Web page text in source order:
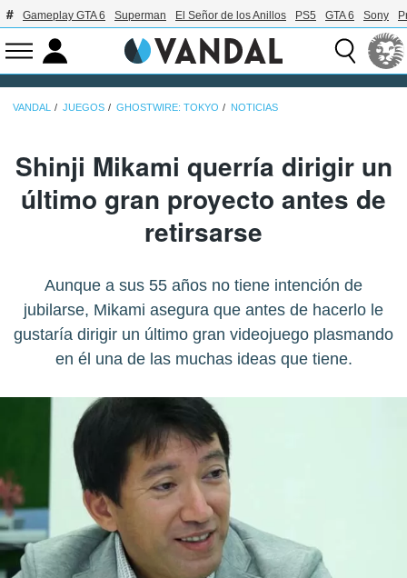
Gameplay GTA 6 Superman El Señor de los Anillos PS5 GTA 6 Sony
VANDAL JUEGOS GHOSTWIRE: TOKYO NOTICIAS
Shinji Mikami querría dirigir un
último gran proyecto antes de
retirsarse
Aunque a sus 55 años no tiene intención de
jubilarse, Mikami asegura que antes de hacerlo le
gustaría dirigir un último gran videojuego plasmando
en él una de las muchas ideas que tiene.